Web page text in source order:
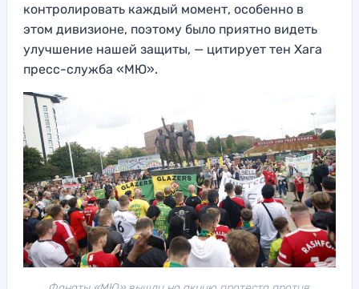
контролировать каждый момент, особенно в
этом дивизионе, поэтому было приятно видеть
улучшение нашей защиты, — цитирует тен Хага
пресс-служба «МЮ».